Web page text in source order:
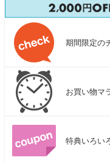
期間限定の
お買い物マ
特典いろい